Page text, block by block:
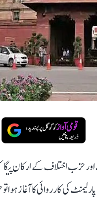
ہے اور حزب اختلاف کے
کی کارروائی کا آغاز